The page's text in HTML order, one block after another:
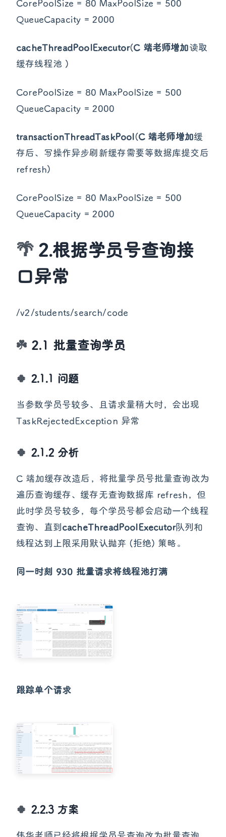
CorePoolSize = 80 MaxPoolSize = 500
QueueCapacity = 2000
cacheThreadPoolExecutor(C 端老师增加读取
缓存线程池 )
CorePoolSize = 80 MaxPoolSize = 500
QueueCapacity = 2000
transactionThreadTaskPool(C 端老师增加缓
存后、写操作异步刷新缓存需要等数据库提交后
refresh)
CorePoolSize = 80 MaxPoolSize = 500
QueueCapacity = 2000
2.根据学员号查询接
口异常
/v2/students/search/code
2.1 批量查询学员
2.1.1 问题
当参数学员号较多、且请求量稍大时，会出现
TaskRejectedException 异常
2.1.2 分析
C 端加缓存改造后，将批量学员号批量查询改为
遍历查询缓存、缓存无查询数据库 refresh，但
此时学员号较多，每个学员号都会启动一个线程
查询、直到cacheThreadPoolExecutor队列和
线程达到上限采用默认抛弃 (拒绝) 策略。
同一时刻 930 批量请求将线程池打满
跟踪单个请求
2.2.3 方案